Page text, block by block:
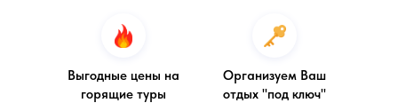
Выгодные цены на
горящие туры
Организуем Ваш
отдых "под ключ"